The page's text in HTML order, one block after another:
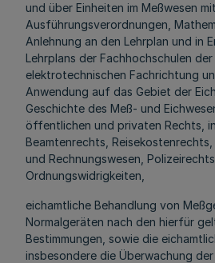
und über Einheiten im Meßwesen mit
Ausführungsverordnungen,
Anlehnung an den Lehrplan und in
Lehrplans der Fachhochschulen
elektrotechnischen Fachrichtung
Anwendung auf das Gebiet der
Geschichte des Meß- und
öffentlichen und privaten Rechts,
Beamtenrechts,
und Rechnungswesen,
Ordnungswidrigkeiten,
eichamtliche Behandlung von
Normalgeräten nach den hierfür
Bestimmungen, sowie die
insbesondere die Überwachung